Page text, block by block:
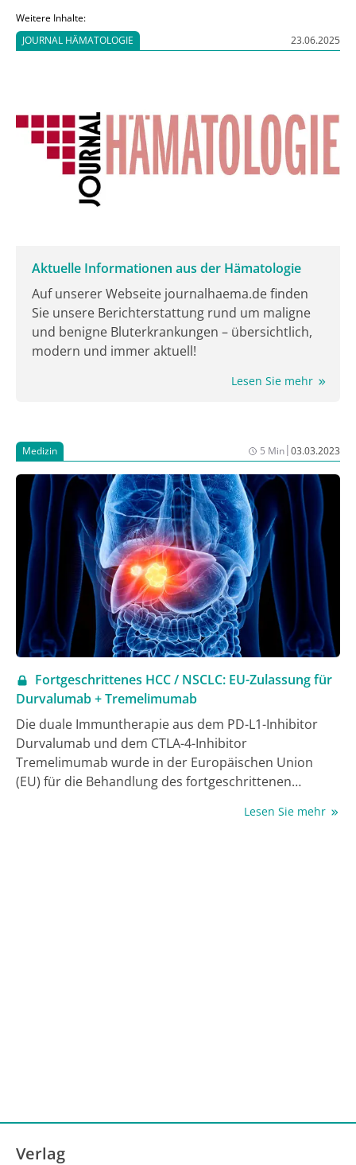
Patient:innen mit einer schlechten Prognose zugute
(2).
Weitere Inhalte:
JOURNAL HÄMATOLOGIE
23.06.2025
Aktuelle Informationen aus der Hämatologie
Auf unserer Webseite journalhaema.de finden
Sie unsere Berichterstattung rund um maligne
und benigne Bluterkrankungen – übersichtlich,
modern und immer aktuell!
Lesen Sie mehr
Medizin 5 Min|03.03.2023
Fortgeschrittenes HCC / NSCLC: EU-Zulassung für
Durvalumab + Tremelimumab
Die duale Immuntherapie aus dem PD-L1-Inhibitor
Durvalumab und dem CTLA-4-Inhibitor
Tremelimumab wurde in der Europäischen Union
(EU) für die Behandlung des fortgeschrittenen
Lungenkrebs (NSCLC) zugelassen. Basierend auf den
verfügbar sein.*
Lesen Sie mehr
Verlag